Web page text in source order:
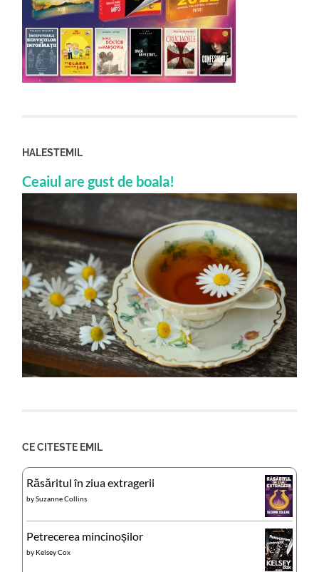
HALESTEMIL
Ceaiul are gust de boala!
CE CITESTE EMIL
Răsăritul în ziua extragerii
bySuzanne Collins
Petrecerea mincinoșilor
by Kelsey Cox